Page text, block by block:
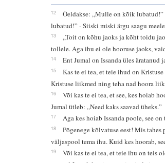
12
Öeldakse: „Mulle on kõik
lubatud!” - Siiski miski ärgu saagu
13
„Toit on kõhu jaoks ja kõht toidu
tollele. Aga ihu ei ole hooruse jaoks,
14 Ent Jumal on Issanda üles äratanud
15
Kas te ei tea, et teie ihud on
Kristuse liikmed ning teha nad hoora
16
Või kas te ei tea, et see, kes hoiab
Jumal ütleb: „Need kaks saavad üheks.”
17 Aga kes hoiab Issanda poole, see
18
Põgenege kõlvatuse eest! Mis
väljaspool tema ihu. Kuid kes hoorab,
19
Või kas te ei tea, et teie ihu on teis